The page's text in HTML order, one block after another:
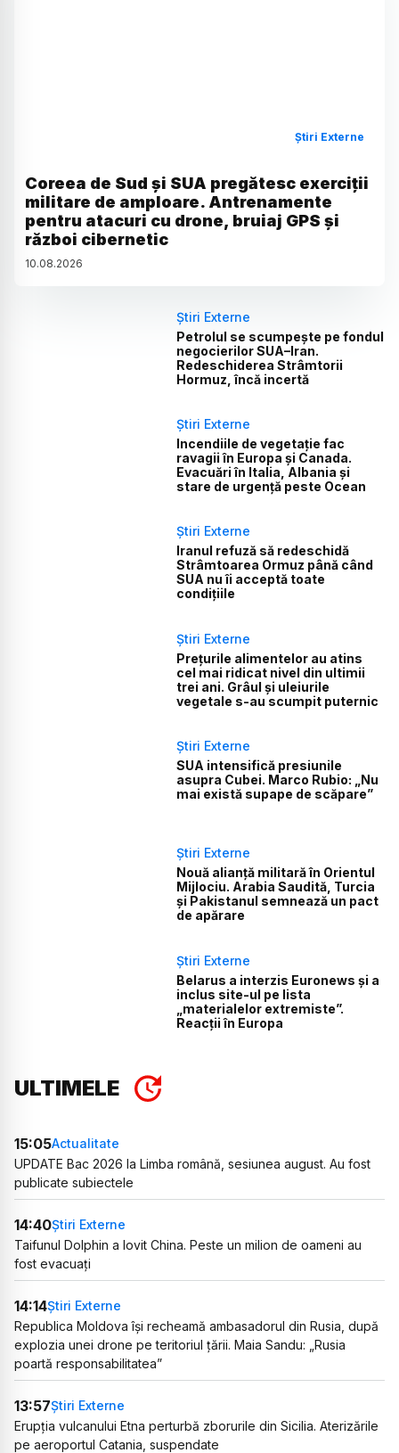
Știri Externe
Coreea de Sud și SUA pregătesc exerciții
militare de amploare. Antrenamente
pentru atacuri cu drone, bruiaj GPS și
război cibernetic
10.08.2026
Știri Externe
Petrolul se scumpește pe fondul
negocierilor SUA–Iran.
Redeschiderea Strâmtorii
Hormuz, încă incertă
Știri Externe
Incendiile de vegetație fac
ravagii în Europa și Canada.
Evacuări în Italia, Albania și
stare de urgență peste Ocean
Știri Externe
Iranul refuză să redeschidă
Strâmtoarea Ormuz până când
SUA nu îi acceptă toate
condițiile
Știri Externe
Prețurile alimentelor au atins
cel mai ridicat nivel din ultimii
trei ani. Grâul și uleiurile
vegetale s-au scumpit puternic
Știri Externe
SUA intensifică presiunile
asupra Cubei. Marco Rubio: „Nu
mai există supape de scăpare”
Știri Externe
Nouă alianță militară în Orientul
Mijlociu. Arabia Saudită, Turcia
și Pakistanul semnează un pact
de apărare
Știri Externe
Belarus a interzis Euronews și a
inclus site-ul pe lista
„materialelor extremiste”.
Reacții în Europa
ULTIMELE
15:05Actualitate
UPDATE Bac 2026 la Limba română, sesiunea august. Au fost
publicate subiectele
14:40Știri Externe
Taifunul Dolphin a lovit China. Peste un milion de oameni au
fost evacuați
14:14Știri Externe
Republica Moldova își recheamă ambasadorul din Rusia, după
explozia unei drone pe teritoriul țării. Maia Sandu: „Rusia
poartă responsabilitatea”
13:57Știri Externe
Erupția vulcanului Etna perturbă zborurile din Sicilia. Aterizările
pe aeroportul Catania, suspendate